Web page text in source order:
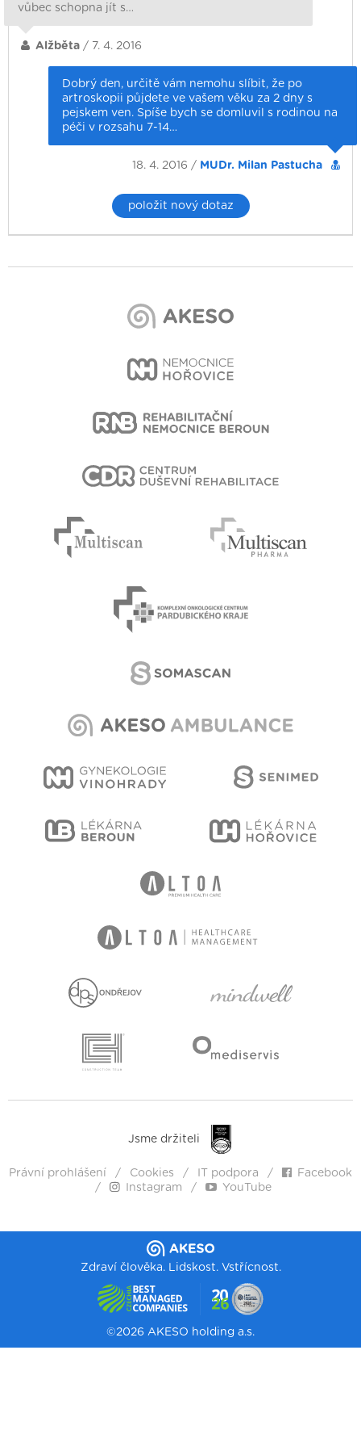
vůbec schopna jít s…
Alžběta / 7. 4. 2016
Dobrý den, určitě vám nemohu slíbit, že po
artroskopii půjdete ve vašem věku za 2 dny s
pejskem ven. Spíše bych se domluvil s rodinou na
péči v rozsahu 7-14…
18. 4. 2016 / MUDr. Milan Pastucha
položit nový dotaz
Jsme držiteli
Právní prohlášení Cookies IT podpora
Facebook
Instagram
YouTube
Zdraví člověka. Lidskost. Vstřícnost.
©2026 AKESO holding a.s.